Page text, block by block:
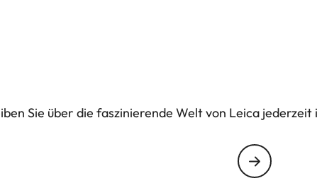
Sie über die faszinierende Welt von Leica